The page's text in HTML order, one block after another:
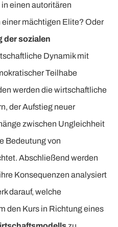
einen autoritären
mächtigen Elite? Oder
der sozialen
Dynamik mit
Teilhabe
werden die wirtschaftliche
der Aufstieg neuer
zwischen Ungleichheit
Bedeutung von
Abschließend werden
Konsequenzen analysiert
darauf, welche
den Kurs in Richtung eines